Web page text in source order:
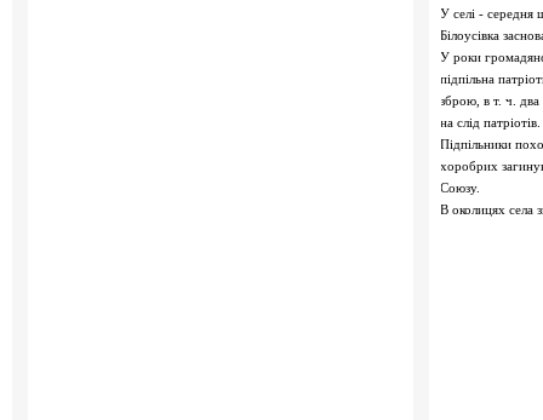
У селі - середня
Білоусівка
У роки
підпільна
зброю, в т. ч. два
на слід
Підпільники
хоробрих
Союзу.
В околицях села